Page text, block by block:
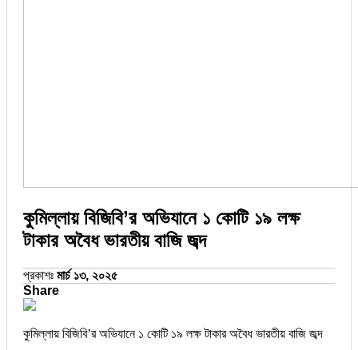
কুমিল্লায় বিজিবি’র অভিযানে ১ কোটি ১৯ লক্ষ
টাকার অবৈধ ভারতীয় বাজি জব্দ
প্রকাশঃ মার্চ ১৩, ২০২৫
Share
কুমিল্লায় বিজিবি’র অভিযানে ১ কোটি ১৯ লক্ষ টাকার অবৈধ ভারতীয় বাজি জব্দ